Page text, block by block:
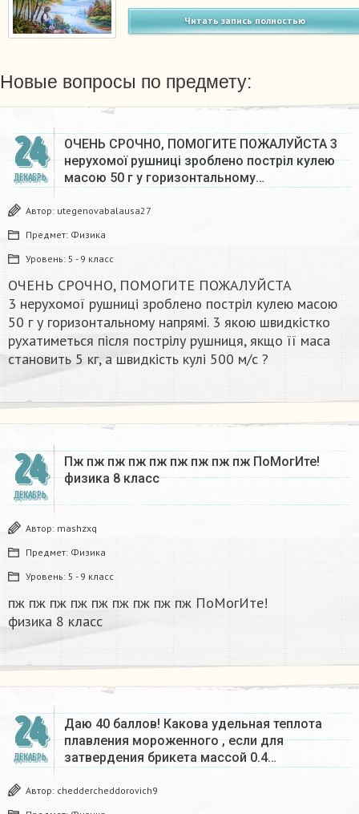
Читать запись полностью
Новые вопросы по предмету:
24
ДЕКАБРЬ
ОЧЕНЬ СРОЧНО, ПОМОГИТЕ ПОЖАЛУЙСТА 3
нерухомої рушниці зроблено постріл кулею
масою 50 г у горизонтальному…
Автор: utegenovabalausa27
Предмет: Физика
Уровень: 5 - 9 класс
ОЧЕНЬ СРОЧНО, ПОМОГИТЕ ПОЖАЛУЙСТА
3 нерухомої рушниці зроблено постріл кулею масою
50 г у горизонтальному напрямі. 3 якою швидкістко
рухатиметься після пострілу рушниця, якщо її маса
становить 5 кг, а швидкість кулі 500 м/с ?​
24
ДЕКАБРЬ
Пж пж пж пж пж пж пж пж пж ПоМогИте!
физика 8 класс​
Автор: mashzxq
Предмет: Физика
Уровень: 5 - 9 класс
пж пж пж пж пж пж пж пж пж ПоМогИте!
физика 8 класс​
24
ДЕКАБРЬ
Даю 40 баллов! Какова удельная теплота
плавления мороженного , если для
затвердения брикета массой 0.4…
Автор: cheddercheddorovich9